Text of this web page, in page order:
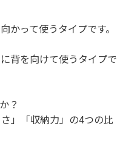
って使うタイプです。
背を向けて使うタイプで
？
」「収納力」の4つの比